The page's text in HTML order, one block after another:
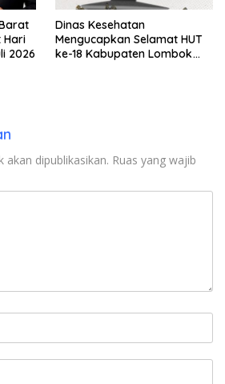
Hari
2026
Dinas Kesehatan
Mengucapkan Selamat HUT
ke-18 Kabupaten Lombok
akan dipublikasikan. Ruas yang wajib